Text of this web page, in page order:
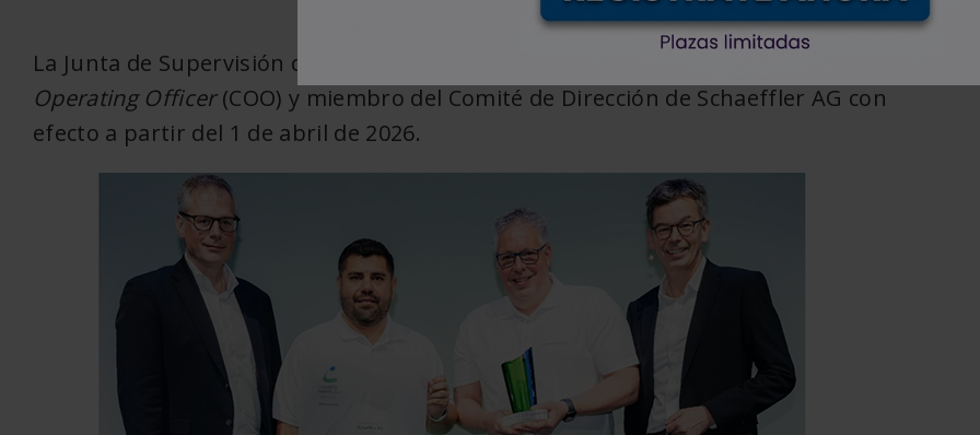
< Volver
La Junta de Supervisión de
Operating Officer(COO) y miembro del Comité de Dirección de Schaeffler AG con
efecto a partir del 1 de abril de 2026.